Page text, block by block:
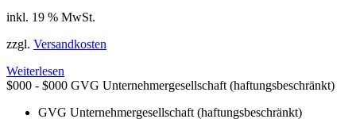
inkl. 19 % MwSt.
zzgl. Versandkosten
Weiterlesen
$000 - $000 GVG Unternehmergesellschaft (haftungsbeschränkt)
GVG Unternehmergesellschaft (haftungsbeschränkt)